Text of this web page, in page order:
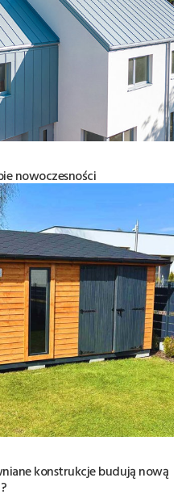
nowoczesności
konstrukcje budują nową